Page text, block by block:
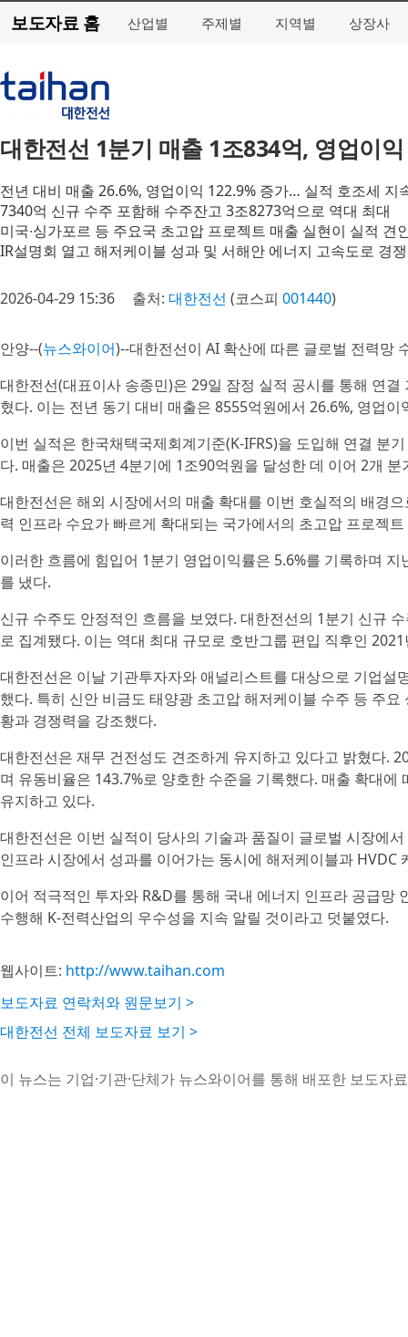
보도자료 홈 산업별 주제별 지역별 상장사
대한전선 1분기 매출 1조834억, 영업이
전년 대비 매출 26.6%, 영업이익 122.9% 증가… 실적 호조세 지
7340억 신규 수주 포함해 수주잔고 3조8273억으로 역대 최대
미국∙싱가포르 등 주요국 초고압 프로젝트 매출 실현이 실적 견
IR설명회 열고 해저케이블 성과 및 서해안 에너지 고속도로 경
2026-04-29 15:36 출처: 대한전선 (코스피 001440)
안양--(뉴스와이어)--대한전선이 AI 확산에 따른 글로벌 전력망
대한전선(대표이사 송종민)은 29일 잠정 실적 공시를 통해 연
혔다. 이는 전년 동기 대비 매출은 8555억원에서 26.6%, 영업
이번 실적은 한국채택국제회계기준(K-IFRS)을 도입해 연결 분
다. 매출은 2025년 4분기에 1조90억원을 달성한 데 이어 2개
대한전선은 해외 시장에서의 매출 확대를 이번 호실적의 배경
력 인프라 수요가 빠르게 확대되는 국가에서의 초고압 프로젝
이러한 흐름에 힘입어 1분기 영업이익률은 5.6%를 기록하며
를 냈다.
신규 수주도 안정적인 흐름을 보였다. 대한전선의 1분기 신규
로 집계됐다. 이는 역대 최대 규모로 호반그룹 편입 직후인
대한전선은 이날 기관투자자와 애널리스트를 대상으로 기업
했다. 특히 신안 비금도 태양광 초고압 해저케이블 수주 등 주
황과 경쟁력을 강조했다.
대한전선은 재무 건전성도 견조하게 유지하고 있다고 밝혔다.
며 유동비율은 143.7%로 양호한 수준을 기록했다. 매출 확대
유지하고 있다.
대한전선은 이번 실적이 당사의 기술과 품질이 글로벌 시장에
인프라 시장에서 성과를 이어가는 동시에 해저케이블과
이어 적극적인 투자와 R&D를 통해 국내 에너지 인프라 공급
수행해 K-전력산업의 우수성을 지속 알릴 것이라고 덧붙였다.
웹사이트: http://www.taihan.com
보도자료 연락처와 원문보기 >
대한전선 전체 보도자료 보기 >
이 뉴스는 기업·기관·단체가 뉴스와이어를 통해 배포한 보도자